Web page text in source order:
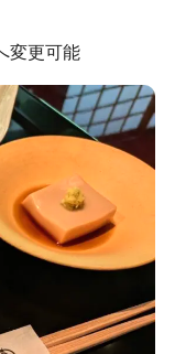
変更可能